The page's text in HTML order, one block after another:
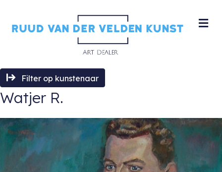
Filter op kunstenaar
Watjer R.